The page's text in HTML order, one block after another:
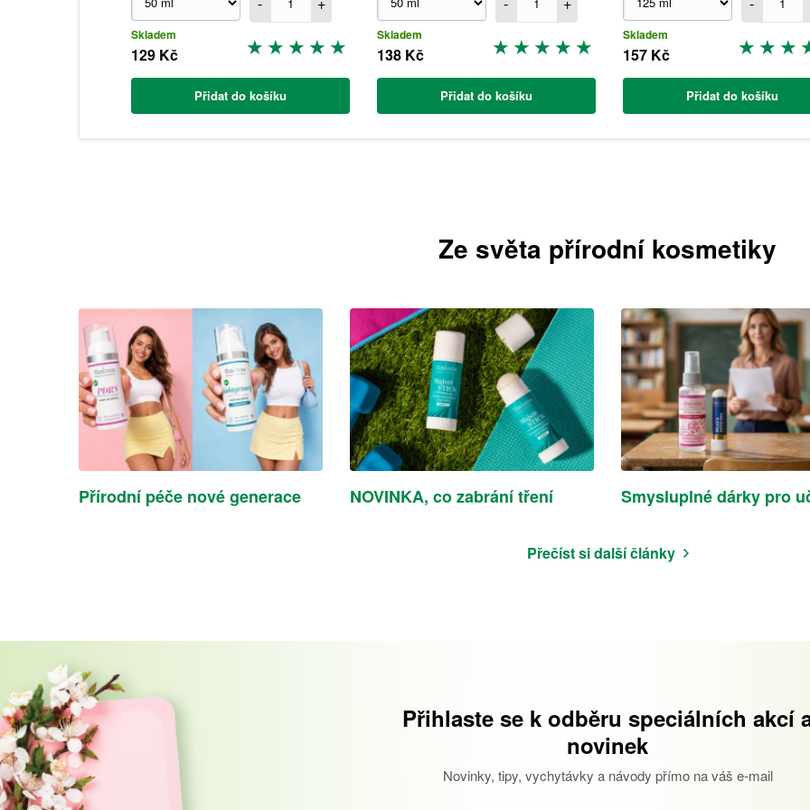
Skladem
129 Kč
Přidat do košíku
Skladem
138 Kč
Přidat do košíku
Skladem
157 Kč
Přidat do košíku
Ze světa přírodní kosmetiky
Přírodní péče nové generace NOVINKA, co zabrání tření Smysluplné dárky pro
Přečíst si další články
Přihlaste se k odběru speciálních akcí
novinek
Novinky, tipy, vychytávky a návody přímo na váš e-mail